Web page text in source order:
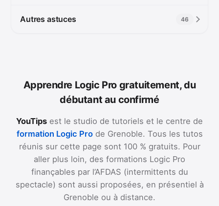
Autres astuces 46
Apprendre Logic Pro gratuitement, du
débutant au confirmé
YouTips est le studio de tutoriels et le centre de
formation Logic Prode Grenoble. Tous les tutos
réunis sur cette page sont 100 % gratuits. Pour
aller plus loin, des formations Logic Pro
finançables par l’AFDAS (intermittents du
spectacle) sont aussi proposées, en présentiel à
Grenoble ou à distance.